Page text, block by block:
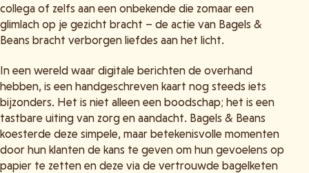
collega of zelfs aan een onbekende die zomaar een
glimlach op je gezicht bracht – de actie van Bagels &
Beans bracht verborgen liefdes aan het licht.
In een wereld waar digitale berichten de overhand
hebben, is een handgeschreven kaart nog steeds iets
bijzonders. Het is niet alleen een boodschap; het is een
tastbare uiting van zorg en aandacht. Bagels & Beans
koesterde deze simpele, maar betekenisvolle momenten
door hun klanten de kans te geven om hun gevoelens op
papier te zetten en deze via de vertrouwde bagelketen